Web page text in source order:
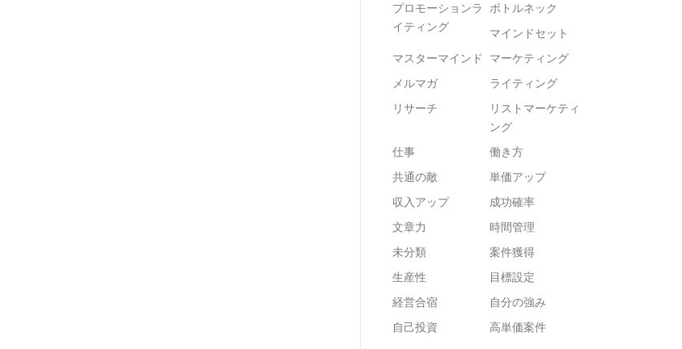
プロモーションラ
イティング
ボトルネック
マインドセット
マスターマインド マーケティング
メルマガ
ライティング
リサーチ
リストマーケティ
ング
仕事
働き方
共通の敵
単価アップ
収入アップ
成功確率
文章力
時間管理
未分類
案件獲得
生産性
目標設定
経営合宿
自分の強み
自己投資
高単価案件